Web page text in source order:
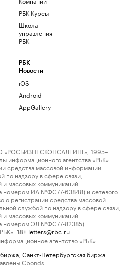
РБК Курсы
Школа
управления
РБК
РБК
Новости
iOS
Android
AppGallery
1995–
информационного агентства «РБК»
средства массовой информации
по надзору в сфере связи,
массовых коммуникаций
номером ИА №ФС77-63848) и сетевого
о регистрации средства массовой
службой по надзору в сфере связи,
массовых коммуникаций
номером ЭЛ №ФС77-82385)
18+ letters@rbc.ru
агентство «РБК».
Санкт-Петербургская биржа
Cbonds.